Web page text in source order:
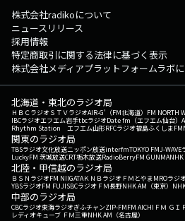
株式会社radikoについて
ニュースリリース
採用情報
特定商取引に関する法律に基づく表示
株式会社メディアプラットフォームラボ
北海道・東北のラジオ局
ＨＢＣラジオＳＴＶラジオAIR-G'（FM北海道） FM NORTH
IBCラジオエフエム岩手tbcラジオDate fm（エフエム仙台）
Rhythm Station エフエム山形RFCラジオ福島ふくしまFM
関東のラジオ局
TBSラジオ文化放送ニッポン放送interfmTOKYO FMJ-WAVE
LuckyFM 茨城放送CRT栃木放送RadioBerryFM GUNMANHK
北陸・甲信越のラジオ局
ＢＳＮラジオFM NIIGATAＫＮＢラジオ ＦＭとやまMROラジ
YBSラジオFM FUJISBCラジオ ＦＭ長野NHK AM（東京）
中部のラジオ局
CBCラジオ東海ラジオぎふチャンZIP-FMFM AICHI ＦＭ ＧＩ
レディオキューブ ＦＭ三重NHK AM（名古屋）